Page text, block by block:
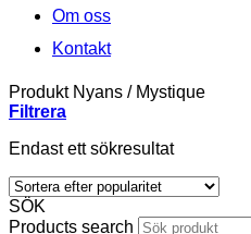
Om oss
Kontakt
Produkt Nyans /Mystique
Filtrera
Endast ett sökresultat
SÖK
Products search